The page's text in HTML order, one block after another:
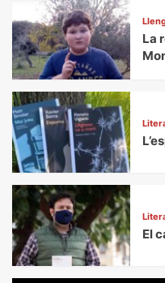
La
El